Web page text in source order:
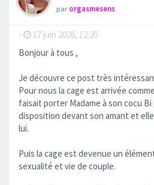
parorgasmesens
- 17 juin 2026, 12:20
Bonjour à tous ,
Je découvre ce post très
Pour nous la cage est arrivée
faisait porter Madame à son cocu Bi
disposition devant son amant et
lui.
Puis la cage est devenue un
sexualité et vie de couple.